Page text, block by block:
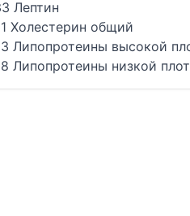
Лептин
Холестерин общий
Липопротеины высокой
Липопротеины низкой